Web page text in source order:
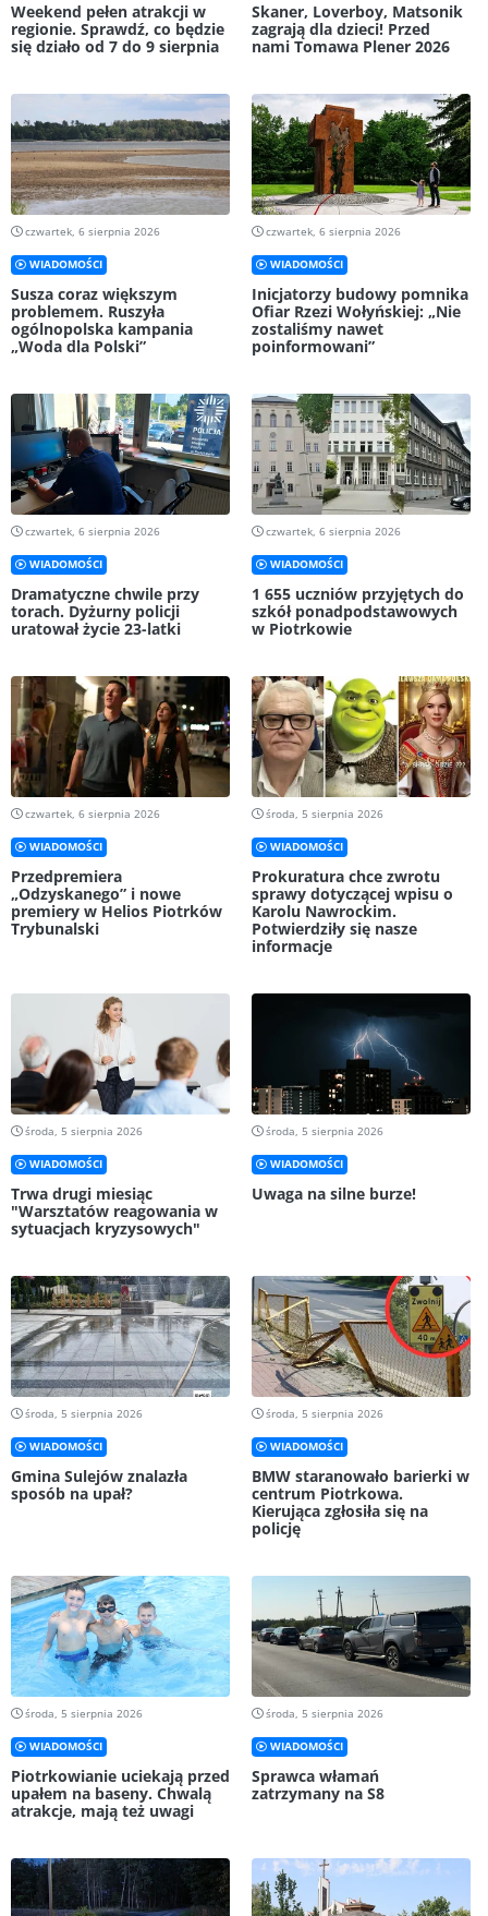
Weekend pełen atrakcji w
regionie. Sprawdź, co będzie
się działo od 7 do 9 sierpnia
Skaner, Loverboy, Matsonik
zagrają dla dzieci! Przed
nami Tomawa Plener 2026
czwartek, 6 sierpnia 2026
WIADOMOŚCI
Susza coraz większym
problemem. Ruszyła
ogólnopolska kampania
„Woda dla Polski”
czwartek, 6 sierpnia 2026
WIADOMOŚCI
Inicjatorzy budowy pomnika
Ofiar Rzezi Wołyńskiej: „Nie
zostaliśmy nawet
poinformowani”
czwartek, 6 sierpnia 2026
WIADOMOŚCI
Dramatyczne chwile przy
torach. Dyżurny policji
uratował życie 23-latki
czwartek, 6 sierpnia 2026
WIADOMOŚCI
1 655 uczniów przyjętych do
szkół ponadpodstawowych
w Piotrkowie
czwartek, 6 sierpnia 2026
WIADOMOŚCI
Przedpremiera
„Odzyskanego” i nowe
premiery w Helios Piotrków
Trybunalski
środa, 5 sierpnia 2026
WIADOMOŚCI
Prokuratura chce zwrotu
sprawy dotyczącej wpisu o
Karolu Nawrockim.
Potwierdziły się nasze
informacje
środa, 5 sierpnia 2026
WIADOMOŚCI
Trwa drugi miesiąc
"Warsztatów reagowania w
sytuacjach kryzysowych"
środa, 5 sierpnia 2026
WIADOMOŚCI
Uwaga na silne burze!
środa, 5 sierpnia 2026
WIADOMOŚCI
Gmina Sulejów znalazła
sposób na upał?
środa, 5 sierpnia 2026
WIADOMOŚCI
BMW staranowało barierki w
centrum Piotrkowa.
Kierująca zgłosiła się na
policję
środa, 5 sierpnia 2026
WIADOMOŚCI
Piotrkowianie uciekają przed
upałem na baseny. Chwalą
atrakcje, mają też uwagi
środa, 5 sierpnia 2026
WIADOMOŚCI
Sprawca włamań
zatrzymany na S8